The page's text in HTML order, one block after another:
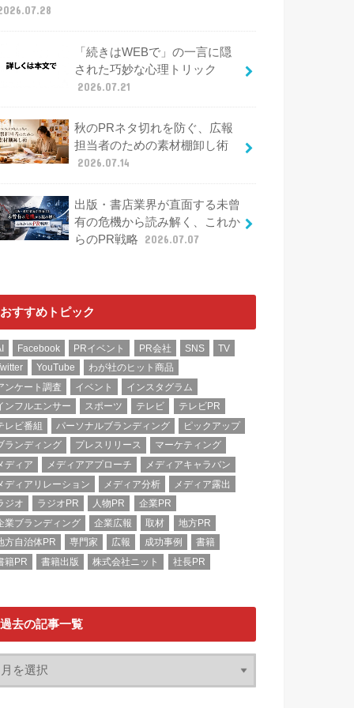
「続きはWEBで」の一言に隠
された巧妙な心理トリック
2026.07.21
秋のPRネタ切れを防ぐ、広報
担当者のための素材棚卸し術
2026.07.14
出版・書店業界が直面する未曾
有の危機から読み解く、これか
らのPR戦略
2026.07.07
おすすめトピック
Facebook PRイベント PR会社 SNS
TV
YouTube
わが社のヒット商品
ンケート調査
イベント
インスタグラム
ンフルエンサー
スポーツ テレビ
テレビPR
レビ番組
パーソナルブランディング
ピックアップ
ランディング
プレスリリース
マーケティング
ディア
メディアアプローチ
メディアキャラバン
ディアリレーション
メディア分析
メディア露出
ジオ
ラジオPR 人物PR
企業PR
業ブランディング
企業広報 取材
地方PR
方自治体PR
専門家 広報 成功事例
書籍
籍PR
書籍出版 株式会社ニット 社長PR
過去の記事一覧